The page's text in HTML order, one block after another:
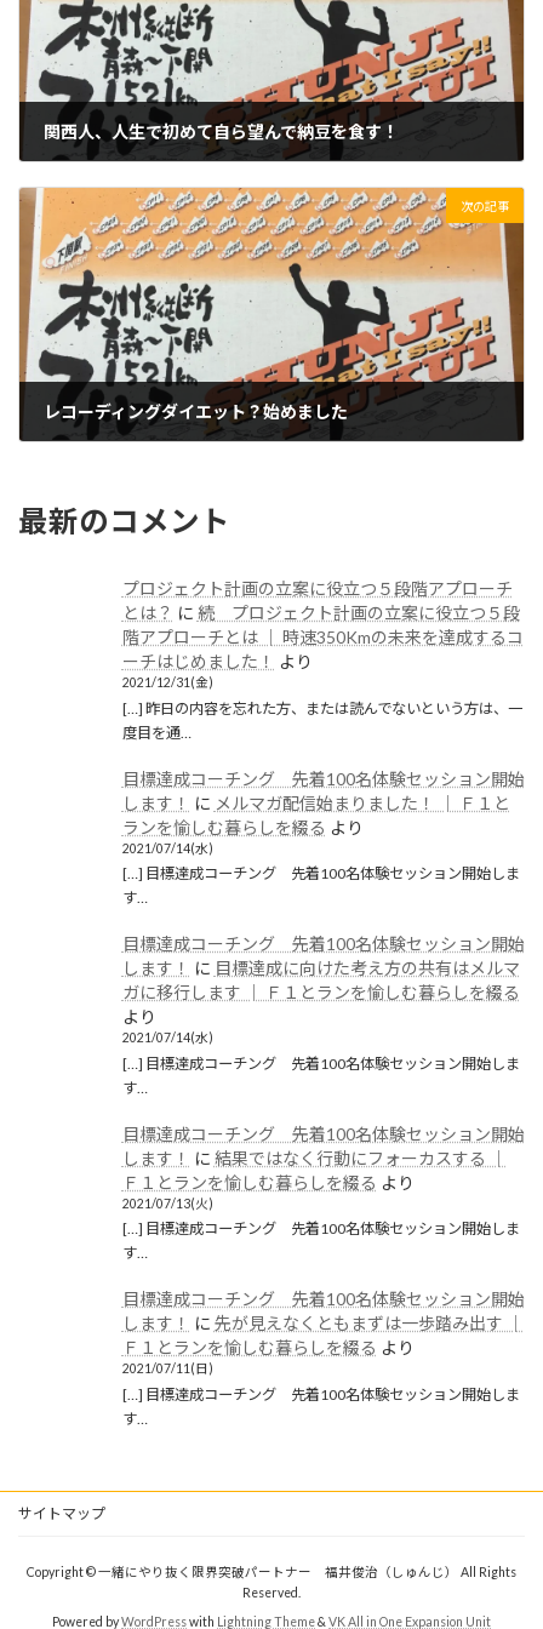
関西人、人生で初めて自ら望んで納豆を食す！
次の記事
レコーディングダイエット？始めました
最新のコメント
プロジェクト計画の立案に役立つ５段階アプローチ
とは？ に 続 プロジェクト計画の立案に役立つ５段
階アプローチとは │ 時速350Kmの未来を達成するコ
ーチはじめました！
より
2021/12/31(金)
[…] 昨日の内容を忘れた方、または読んでないという方は、一
度目を通…
目標達成コーチング 先着100名体験セッション開始
します！
に メルマガ配信始まりました！ │ Ｆ１と
ランを愉しむ暮らしを綴る より
2021/07/14(水)
[…] 目標達成コーチング 先着100名体験セッション開始しま
す…
目標達成コーチング 先着100名体験セッション開始
します！
に 目標達成に向けた考え方の共有はメルマ
ガに移行します │ Ｆ１とランを愉しむ暮らしを綴る
より
2021/07/14(水)
[…] 目標達成コーチング 先着100名体験セッション開始しま
す…
目標達成コーチング 先着100名体験セッション開始
します！
に 結果ではなく行動にフォーカスする │
Ｆ１とランを愉しむ暮らしを綴る より
2021/07/13(火)
[…] 目標達成コーチング 先着100名体験セッション開始しま
す…
目標達成コーチング 先着100名体験セッション開始
します！
に 先が見えなくともまずは一歩踏み出す │
Ｆ１とランを愉しむ暮らしを綴る より
2021/07/11(日)
[…] 目標達成コーチング 先着100名体験セッション開始しま
す…
サイトマップ
Copyright © 一緒にやり抜く限界突破パートナー 福井俊治（しゅんじ） All Rights
Reserved.
Powered byWordPresswith Lightning Theme& VK All in One Expansion Unit